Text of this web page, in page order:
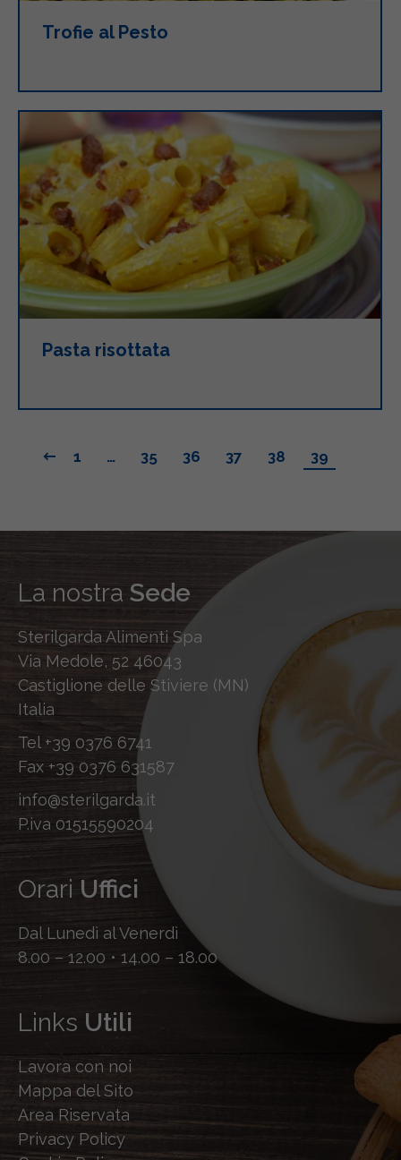
Trofie al Pesto
Pasta risottata
1 … 35 36 37 38 39
La nostra Sede
Sterilgarda Alimenti Spa
Via Medole, 52 46043
Castiglione delle Stiviere (MN)
Italia
Tel +39 0376 6741
Fax +39 0376 631587
info@sterilgarda.it
P.iva 01515590204
Orari Uffici
Dal Lunedì al Venerdì
8.00 – 12.00 • 14.00 – 18.00
Links Utili
Lavora con noi
Mappa del Sito
Area Riservata
Privacy Policy